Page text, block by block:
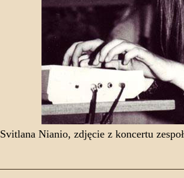
Svitlana Nianio, zdjęcie z koncertu